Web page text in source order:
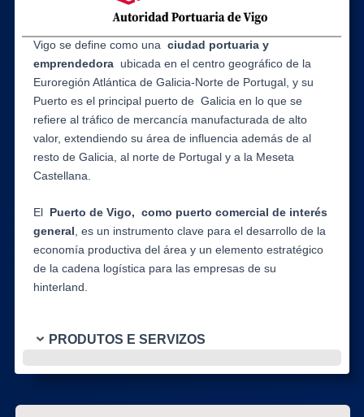
Vigo se define como una ciudad portuaria y
emprendedora ubicada en el centro geográfico de la
Euroregión Atlántica de Galicia-Norte de Portugal, y su
Puerto es el principal puerto de Galicia en lo que se
refiere al tráfico de mercancía manufacturada de alto
valor, extendiendo su área de influencia además de al
resto de Galicia, al norte de Portugal y a la Meseta
Castellana.
El Puerto de Vigo, como puerto comercial de interés
general, es un instrumento clave para el desarrollo de la
economía productiva del área y un elemento estratégico
de la cadena logística para las empresas de su
hinterland.
PRODUTOS E SERVIZOS